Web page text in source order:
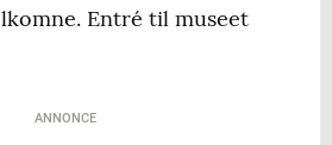
Entré til museet
ANNONCE